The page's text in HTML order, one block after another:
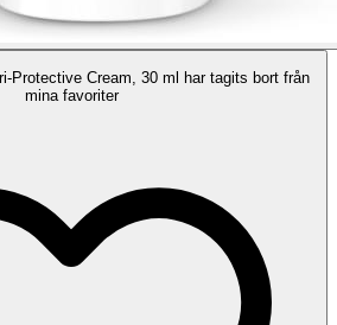
Protective Cream, 30 ml har tagits bort från
mina favoriter